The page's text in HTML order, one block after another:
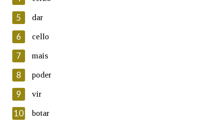
Lin e acepto as condicións da política de
Introduce o código que aparece na imaxe:
Texto de verificación
5 dar
6 cello
7 mais
8 poder
9 vir
10 botar